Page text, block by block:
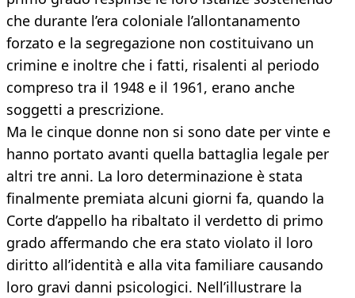
che durante l’era coloniale l’allontanamento
forzato e la segregazione non costituivano un
crimine e inoltre che i fatti, risalenti al periodo
compreso tra il 1948 e il 1961, erano anche
soggetti a prescrizione.
Ma le cinque donne non si sono date per vinte e
hanno portato avanti quella battaglia legale per
altri tre anni. La loro determinazione è stata
finalmente premiata alcuni giorni fa, quando la
Corte d’appello ha ribaltato il verdetto di primo
grado affermando che era stato violato il loro
diritto all’identità e alla vita familiare causando
loro gravi danni psicologici. Nell’illustrare la